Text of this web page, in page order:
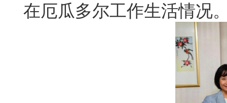
在厄瓜多尔工作生活情况